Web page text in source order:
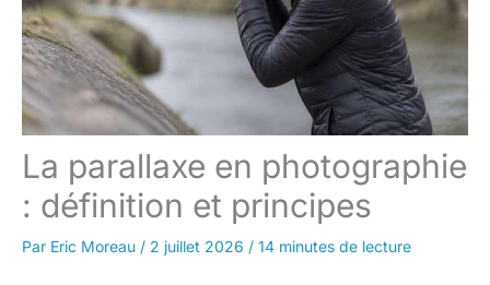
La parallaxe en photographie
: définition et principes
Par Eric Moreau / 2 juillet 2026 / 14 minutes de lecture